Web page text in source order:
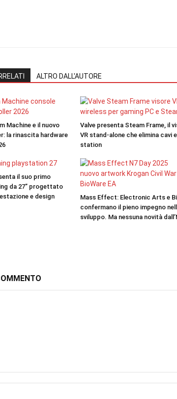
ALTRO DALL'AUTORE
Machine e il nuovo
la rinascita hardware
Valve presenta Steam Frame, il
VR stand-alone che elimina cavi
station
il suo primo
da 27” progettato
e design
Mass Effect: Electronic Arts e
confermano il pieno impegno
sviluppo. Ma nessuna novità